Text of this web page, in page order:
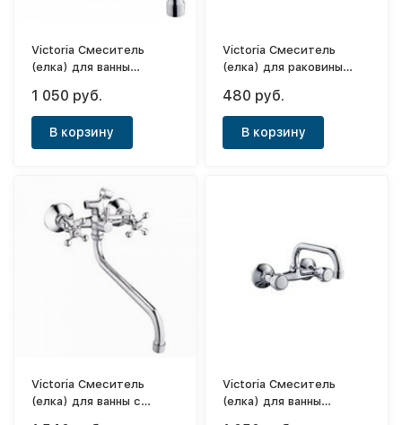
Victoria Смеситель
(елка) для ванны
носом Globo 3/8"
1 050 руб.
В корзину
Victoria Смеситель
(елка) для раковины
гайкой) Globo
480 руб.
В корзину
Victoria Смеситель
(елка) для ванны с
Victoria Смеситель
(елка) для ванны